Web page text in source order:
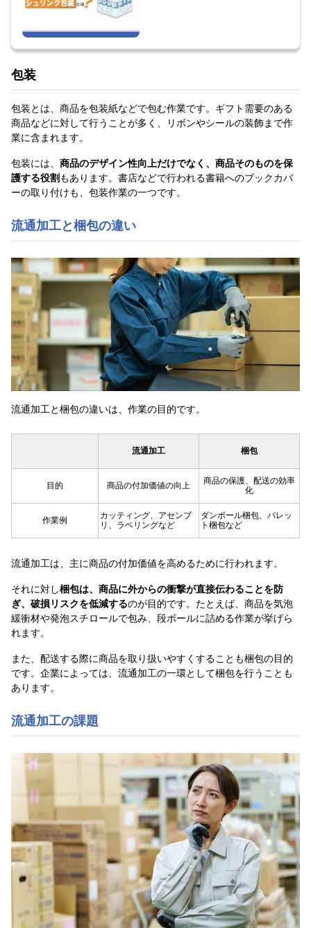
包装
包装とは、商品を包装紙などで包む作業です。ギフト需要のある
商品などに対して行うことが多く、リボンやシールの装飾まで作
業に含まれます。
包装には、 商品のデザイン性向上だけでなく、商品そのものを保
護する役割 もあります。書店などで行われる書籍へのブックカバ
ーの取り付けも、包装作業の一つです。
流通加工と梱包の違い
流通加工と梱包の違いは、作業の目的です。
流通加工 梱包
目的 商品の付加価値の向上
商品の保護、配送の効率
化
作業例
カッティング、アセンブ
リ、ラベリングなど
ダンボール梱包、パレッ
ト梱包など
流通加工は、主に商品の付加価値を高めるために行われます。
それに対し梱包は、商品に外からの衝撃が直接伝わることを防
ぎ、破損リスクを低減するのが目的です。たとえば、商品を気泡
緩衝材や発泡スチロールで包み、段ボールに詰める作業が挙げら
れます。
また、配送する際に商品を取り扱いやすくすることも梱包の目的
です。企業によっては、流通加工の一環として梱包を行うことも
あります。
流通加工の課題